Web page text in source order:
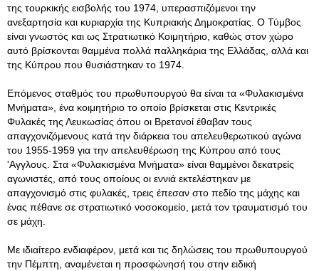
της τουρκικής εισβολής του 1974, υπερασπιζόμενοι την
ανεξαρτησία και κυριαρχία της Κυπριακής Δημοκρατίας. Ο Τύμβος
είναι γνωστός και ως Στρατιωτικό Κοιμητήριο, καθώς στον χώρο
αυτό βρίσκονται θαμμένα πολλά παλληκάρια της Ελλάδας, αλλά και
της Κύπρου που θυσιάστηκαν το 1974.
Επόμενος σταθμός του πρωθυπουργού θα είναι τα «Φυλακισμένα
Μνήματα», ένα κοιμητήριο το οποίο βρίσκεται στις Κεντρικές
Φυλακές της Λευκωσίας όπου οι Βρετανοί έθαβαν τους
απαγχονιζόμενους κατά την διάρκεια του απελευθερωτικού αγώνα
του 1955-1959 για την απελευθέρωση της Κύπρου από τους
'Αγγλους. Στα «Φυλακισμένα Μνήματα» είναι θαμμένοι δεκατρείς
αγωνιστές, από τους οποίους οι εννιά εκτελέστηκαν με
απαγχονισμό στις φυλακές, τρεις έπεσαν στο πεδίο της μάχης και
ένας πέθανε σε στρατιωτικό νοσοκομείο, μετά τον τραυματισμό του
σε μάχη.
Με ιδιαίτερο ενδιαφέρον, μετά και τις δηλώσεις του πρωθυπουργού
την Πέμπτη, αναμένεται η προσφώνησή του στην ειδική